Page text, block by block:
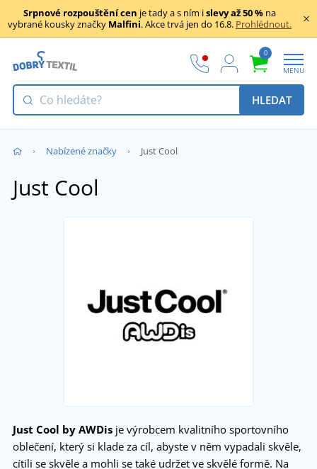
Srpnové rozpouštění cen je tady a s ním islevy až 50 % na
vybrané kousky značky Malfini. Akce trvá jen do 16.8. Prohlédnout.
0
MENU
HLEDAT
Nabízené značky Just Cool
Just Cool
Just Cool by AWDis je výrobcem kvalitního sportovního
oblečení, který si klade za cíl, abyste v něm vypadali skvěle,
cítili se skvěle a mohli se také udržet ve skvělé formě. Na